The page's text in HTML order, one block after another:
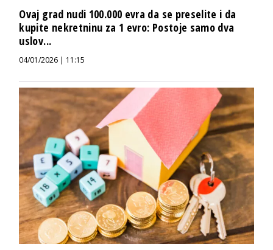
Ovaj grad nudi 100.000 evra da se preselite i da
kupite nekretninu za 1 evro: Postoje samo dva
uslov...
04/01/2026 | 11:15